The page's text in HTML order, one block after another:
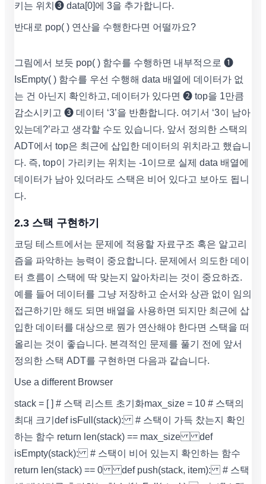
키는 위치➌ data[0]에 3을 추가합니다.
반대로 pop( ) 연산을 수행한다면 어떨까요?
그림에서 보듯 pop( ) 함수를 수행하면 내부적으로 ➊
IsEmpty( ) 함수를 우선 수행해 data 배열에 데이터가 없
는 건 아닌지 확인하고, 데이터가 있다면 ➋ top을 1만큼
감소시키고 ➌ 데이터 ‘3’을 반환합니다. 여기서 ‘3이 남아
있는데?’라고 생각할 수도 있습니다. 앞서 정의한 스택의
ADT에서 top은 최근에 삽입한 데이터의 위치라고 했습니
다. 즉, top이 가리키는 위치는 -1이므로 실제 data 배열에
데이터가 남아 있더라도 스택은 비어 있다고 보아도 됩니
다.
2.3 스택 구현하기
코딩 테스트에서는 문제에 적용할 자료구조 혹은 알고리
즘을 파악하는 능력이 중요합니다. 문제에서 의도한 데이
터 흐름이 스택에 딱 맞는지 알아차리는 것이 중요하죠.
예를 들어 데이터를 그냥 저장하고 순서와 상관 없이 임의
접근하기만 해도 되면 배열을 사용하면 되지만 최근에 삽
입한 데이터를 대상으로 뭔가 연산해야 한다면 스택을 떠
올리는 것이 좋습니다. 본격적인 문제를 풀기 전에 앞서
정의한 스택 ADT를 구현하면 다음과 같습니다.
Use a different Browser
stack = [ ] # 스택 리스트 초기화 max_size = 10 # 스택의
최대 크기 def isFull(stack): # 스택이 가득 찼는지 확인
하는 함수 return len(stack) == max_size def
isEmpty(stack): # 스택이 비어 있는지 확인하는 함수
return len(stack) == 0 def push(stack, item): # 스택